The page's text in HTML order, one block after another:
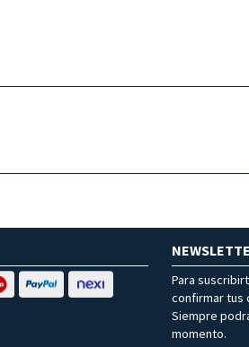
Para
confirmar tus
Siempre
momento.